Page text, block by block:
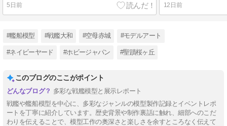
5日前 12日前
#艦船模型 #戦艦大和 #空母赤城 #モデルアート
#ネイビーヤード #ホビージャパン #聖蹟桜ヶ丘
このブログのここがポイント
多彩な戦艦模型と展示レポート
戦艦や艦船模型を中心に、多彩なジャンルの模型製作記録とイベントレポ
ートを丁寧に紹介しています。歴史背景や制作裏話に触れ、細部へのこだ
わりを伝えることで、模型工作の奥深さと楽しさを余すところなく伝えて